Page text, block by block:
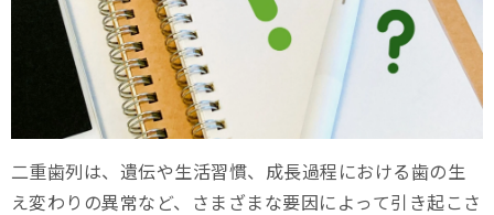
二重歯列は、遺伝や生活習慣、成長過程における歯の生
え変わりの異常など、さまざまな要因によって引き起こさ